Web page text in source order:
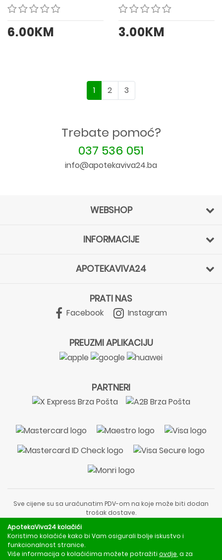
6.00KM 3.00KM
1 2 3
Trebate pomoć?
037 536 051
info@apotekaviva24.ba
WEBSHOP
INFORMACIJE
APOTEKAVIVA24
PRATI NAS
Facebook Instagram
PREUZMI APLIKACIJU
PARTNERI
Sve cijene su sa uračunatim PDV-om na koje može biti dodan
trošak dostave.
liječnički pregled ili savjet farmaceuta.
Za obavijesti o mjerama opreza, rizicima i nuspojavama
obratite se svom liječniku ili farmaceutu.
ApotekaViva24 kolačići
Koristimo kolačiće kako bi Vam osigurali bolje iskustvo i
funkcionalnost stranice.
Više informacija o kolačićima možete potražiti ovdje , a za